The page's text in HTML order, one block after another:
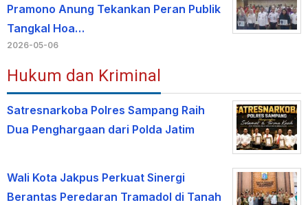
Pramono Anung Tekankan Peran Publik
Tangkal Hoa…
2026-05-06
Hukum dan Kriminal
Satresnarkoba Polres Sampang Raih
Dua Penghargaan dari Polda Jatim
Wali Kota Jakpus Perkuat Sinergi
Berantas Peredaran Tramadol di Tanah